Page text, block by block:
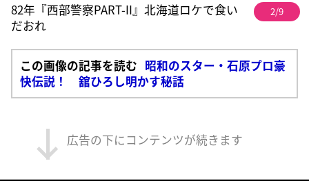
82年『西部警察PART-II』北海道ロケで食い
だおれ
2/9
この画像の記事を読む 昭和のスター・石原プロ豪
快伝説！ 舘ひろし明かす秘話
広告の下にコンテンツが続きます